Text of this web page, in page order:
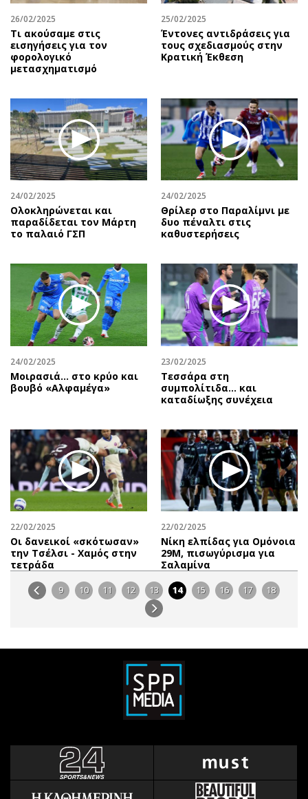
26/02/2025
Τι ακούσαμε στις
εισηγήσεις για τον
φορολογικό
μετασχηματισμό
25/02/2025
Έντονες αντιδράσεις για
τους σχεδιασμούς στην
Κρατική Έκθεση
24/02/2025
Ολοκληρώνεται και
παραδίδεται τον Μάρτη
το παλαιό ΓΣΠ
24/02/2025
Θρίλερ στο Παραλίμνι με
δυο πέναλτι στις
καθυστερήσεις
24/02/2025
Μοιρασιά… στο κρύο και
βουβό «Αλφαμέγα»
23/02/2025
Τεσσάρα στη
συμπολίτιδα... και
καταδίωξης συνέχεια
22/02/2025
Οι δανεικοί «σκότωσαν»
την Τσέλσι - Χαμός στην
τετράδα
22/02/2025
Νίκη ελπίδας για Ομόνοια
29Μ, πισωγύρισμα για
Σαλαμίνα
9 10 11 12 13 14 15 16 17 18